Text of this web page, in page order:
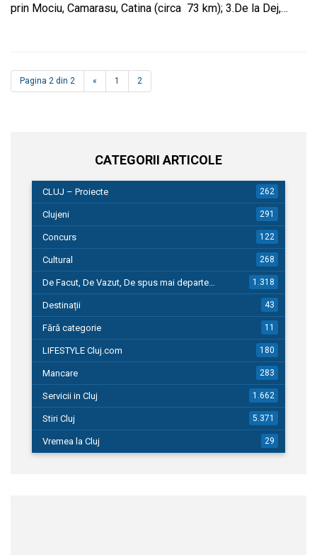
prin Mociu, Camarasu, Catina (circa 73 km); 3.De la Dej,…
Pagina 2 din 2 « 1 2
CATEGORII ARTICOLE
CLUJ – Proiecte 262
Clujeni 291
Concurs 122
Cultural 268
De Facut, De Vazut, De spus mai departe… 1.318
Destinații 43
Fără categorie 11
LIFESTYLE Cluj.com 180
Mancare 283
Servicii in Cluj 1.662
Stiri Cluj 5.371
Vremea la Cluj 29